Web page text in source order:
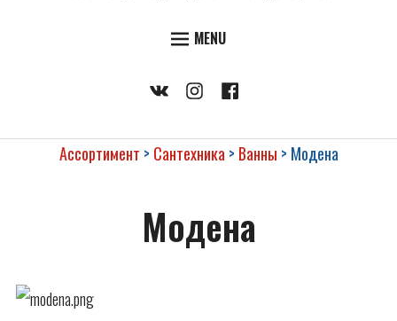
MENU
ОБОИ
СОПУТСТВУЮЩИЕ
ПАНЕЛИ И ФАРТУКИ ПВХ
VkontakteInstagramFacebook
Ассортимент > Сантехника > Ванны > Модена
Модена